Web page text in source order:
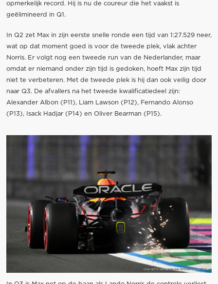
opmerkelijk record. Hij is nu de coureur die het vaakst is
geëlimineerd in Q1.
In Q2 zet Max in zijn eerste snelle ronde een tijd van 1:27.529 neer,
wat op dat moment goed is voor de tweede plek, vlak achter
Norris. Er volgt nog een tweede run van de Nederlander, maar
omdat er niemand onder zijn tijd is gedoken, hoeft Max zijn tijd
niet te verbeteren. Met de tweede plek is hij dan ook veilig door
naar Q3. De afvallers na het tweede kwalificatiedeel zijn:
Alexander Albon (P11), Liam Lawson (P12), Fernando Alonso
(P13), Isack Hadjar (P14) en Oliver Bearman (P15).